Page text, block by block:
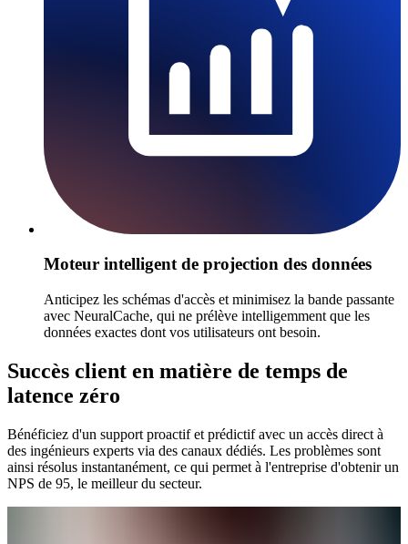
Moteur intelligent de projection des données
Anticipez les schémas d'accès et minimisez la bande passante
avec NeuralCache, qui ne prélève intelligemment que les
données exactes dont vos utilisateurs ont besoin.
Succès client en matière de temps de
latence zéro
Bénéficiez d'un support proactif et prédictif avec un accès direct à
des ingénieurs experts via des canaux dédiés. Les problèmes sont
ainsi résolus instantanément, ce qui permet à l'entreprise d'obtenir un
NPS de 95, le meilleur du secteur.